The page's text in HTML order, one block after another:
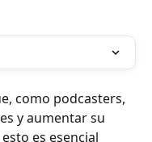
como podcasters,
y aumentar su
es esencial